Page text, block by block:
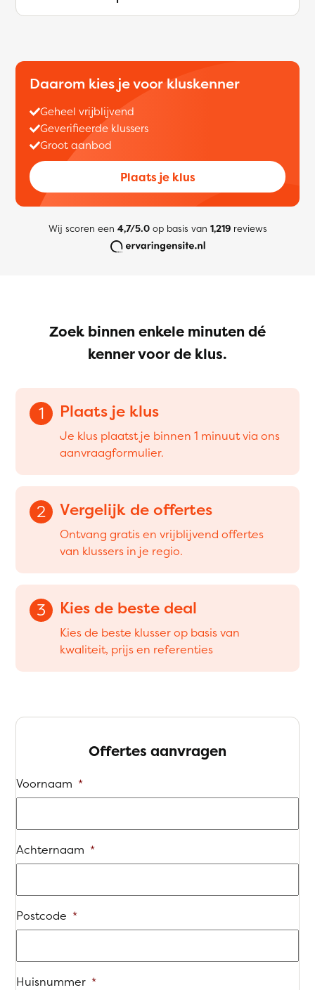
Daarom kies je voor kluskenner
Geheel vrijblijvend
Geverifieerde klussers
Groot aanbod
Plaats je klus
Wij scoren een 4,7/5.0op basis van 1,219reviews
Zoek binnen enkele minuten dé
kenner voor de klus.
1 Plaats je klus
Je klus plaatst je binnen 1 minuut via ons
aanvraagformulier.
2 Vergelijk de offertes
Ontvang gratis en vrijblijvend offertes
van klussers in je regio.
3 Kies de beste deal
Kies de beste klusser op basis van
kwaliteit, prijs en referenties
Offertes aanvragen
Voornaam *
Achternaam *
Postcode *
Huisnummer *